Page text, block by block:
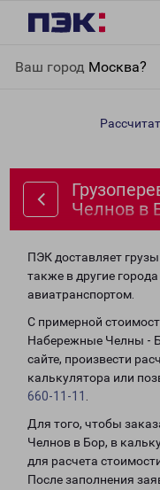
Ваш город Москва?
Челнов в Бор
Челнов в
ПЭК доставляет
также в другие
авиатранспортом.
С примерной
Набережные Челны -
сайте, произвести
калькулятора или
660-11-11
Для того, чтобы
Челнов в Бор, в
для расчета
После заполнения